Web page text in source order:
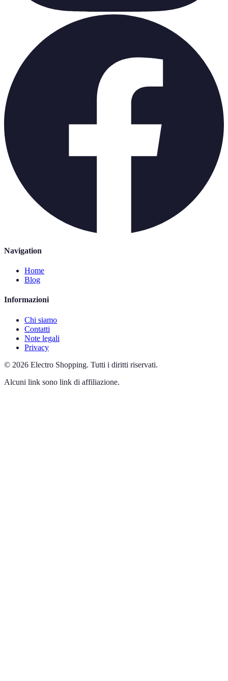
Navigation
Home
Blog
Informazioni
Chi siamo
Contatti
Note legali
Privacy
© 2026 Electro Shopping. Tutti i diritti riservati.
Alcuni link sono link di affiliazione.